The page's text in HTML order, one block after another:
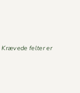
Krævede felter er